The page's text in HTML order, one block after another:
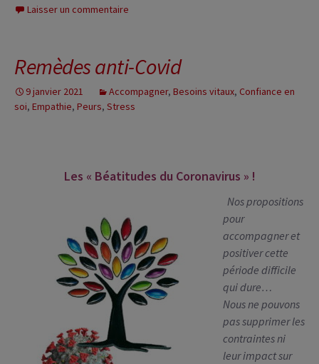
Laisser un commentaire
Remèdes anti-Covid
9 janvier 2021 Accompagner, Besoins vitaux, Confiance en
soi, Empathie, Peurs, Stress
Les « Béatitudes du Coronavirus » !
Nos propositions
pour
accompagner et
positiver cette
période difficile
qui dure…
Nous ne pouvons
pas supprimer les
contraintes ni
leur impact sur